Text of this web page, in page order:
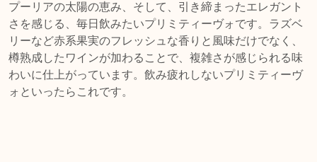
プーリアの太陽の恵み、そして、引き締まったエレガント
さを感じる、毎日飲みたいプリミティーヴォです。ラズベ
リーなど赤系果実のフレッシュな香りと風味だけでなく、
樽熟成したワインが加わることで、複雑さが感じられる味
わいに仕上がっています。飲み疲れしないプリミティーヴ
ォといったらこれです。